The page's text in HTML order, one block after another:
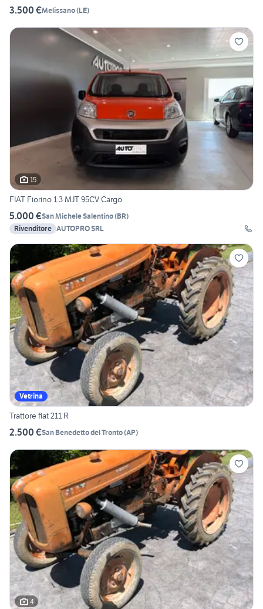
3.500 €Melissano(LE)
15
FIAT Fiorino 1.3 MJT 95CV Cargo
5.000 €San Michele Salentino(BR)
Rivenditore AUTOPRO SRL
Vetrina
Trattore fiat 211 R
2.500 €San Benedetto del Tronto(AP)
4